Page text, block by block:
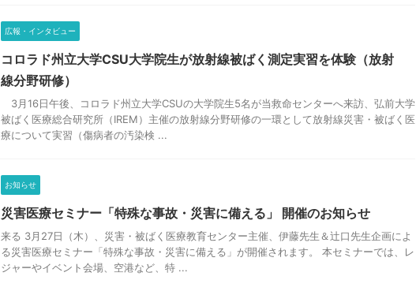
広報・インタビュー
コロラド州立大学CSU大学院生が放射線被ばく測定実習を体験（放射
線分野研修）
3月16日午後、コロラド州立大学CSUの大学院生5名が当救命センターへ来訪、弘前大学
被ばく医療総合研究所（IREM）主催の放射線分野研修の一環として放射線災害・被ばく医
療について実習（傷病者の汚染検 ...
お知らせ
災害医療セミナー「特殊な事故・災害に備える」 開催のお知らせ
来る 3月27日（木）、災害・被ばく医療教育センター主催、伊藤先生＆辻口先生企画によ
る災害医療セミナー「特殊な事故・災害に備える」が開催されます。 本セミナーでは、レ
ジャーやイベント会場、空港など、特 ...